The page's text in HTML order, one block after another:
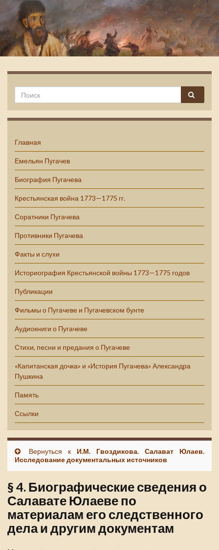
Емельян Пугачев
Главная
Емельян Пугачев
Биография Пугачева
Крестьянская война 1773—1775 гг.
Соратники Пугачева
Противники Пугачева
Факты и слухи
Историография Крестьянской войны 1773—1775 годов
Публикации
Фильмы о Пугачеве и Пугачевском бунте
Аудиокниги о Пугачеве
Стихи, песни и предания о Пугачеве
«Капитанская дочка» и «История Пугачева» Александра
Пушкина
Память
Ссылки
Вернуться к И.М. Гвоздикова. Салават Юлаев.
Исследование документальных источников
§ 4. Биографические сведения о
Салавате Юлаеве по
материалам его следственного
дела и другим документам